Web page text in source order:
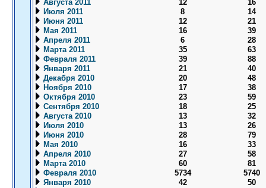
Августа 2011
12
16
Июля 2011
8
14
Июня 2011
12
21
Мая 2011
16
39
Апреля 2011
6
28
Марта 2011
35
63
Февраля 2011
39
88
Января 2011
21
40
Декабря 2010
20
48
Ноября 2010
17
38
Октября 2010
23
59
Сентября 2010
18
25
Августа 2010
13
32
Июля 2010
13
26
Июня 2010
28
79
Мая 2010
16
33
Апреля 2010
27
58
Марта 2010
60
81
Февраля 2010
5734
5740
Января 2010
42
50